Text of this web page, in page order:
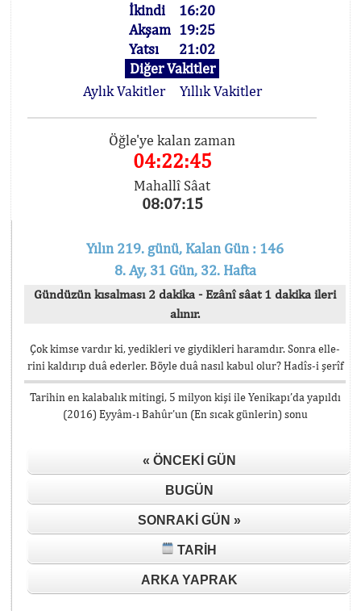
İkindi
16:20
Akşam 19:25
Yatsı
21:02
Diğer Vakitler
Aylık Vakitler
Yıllık Vakitler
Öğle'ye kalan zaman
04:22:45
Mahallî Sâat
08:07:15
Yılın 219. günü, Kalan Gün : 146
8. Ay, 31 Gün, 32. Hafta
Gündüzün kısalması 2 dakika - Ezânî sâat 1 dakika ileri
alınır.
Çok kimse vardır ki, yedikleri ve giydikleri haramdır. Sonra elle-
rini kaldırıp duâ ederler. Böyle duâ nasıl kabul olur? Hadîs-i şerîf
Tarihin en kalabalık mitingi, 5 milyon kişi ile Yenikapı’da yapıldı
(2016) Eyyâm-ı Bahûr’un (En sıcak günlerin) sonu
« ÖNCEKI GÜN
BUGÜN
SONRAKI GÜN »
TARIH
ARKA YAPRAK